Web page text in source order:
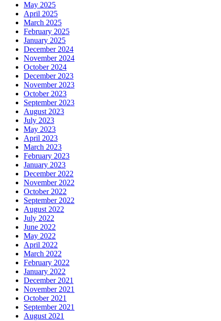
May 2025
April 2025
March 2025
February 2025
January 2025
December 2024
November 2024
October 2024
December 2023
November 2023
October 2023
September 2023
August 2023
July 2023
May 2023
April 2023
March 2023
February 2023
January 2023
December 2022
November 2022
October 2022
September 2022
August 2022
July 2022
June 2022
May 2022
April 2022
March 2022
February 2022
January 2022
December 2021
November 2021
October 2021
September 2021
August 2021